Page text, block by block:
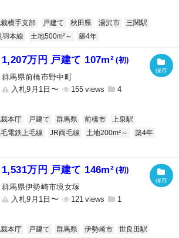
横手支部 戸建て 秋田県 湯沢市
三関駅
羽本線 土地500m²～ 築4年
1,207万円 戸建て 107m² (初)
群馬県前橋市野中町
入札9月1日〜
155 4
本庁 戸建て 群馬県 前橋市
上泉駅
電鉄上毛線 JR両毛線 土地200m²～
築4年
1,531万円 戸建て 146m² (初)
群馬県伊勢崎市境女塚
入札9月1日〜
121 1
本庁 戸建て 群馬県 伊勢崎市
世良田駅